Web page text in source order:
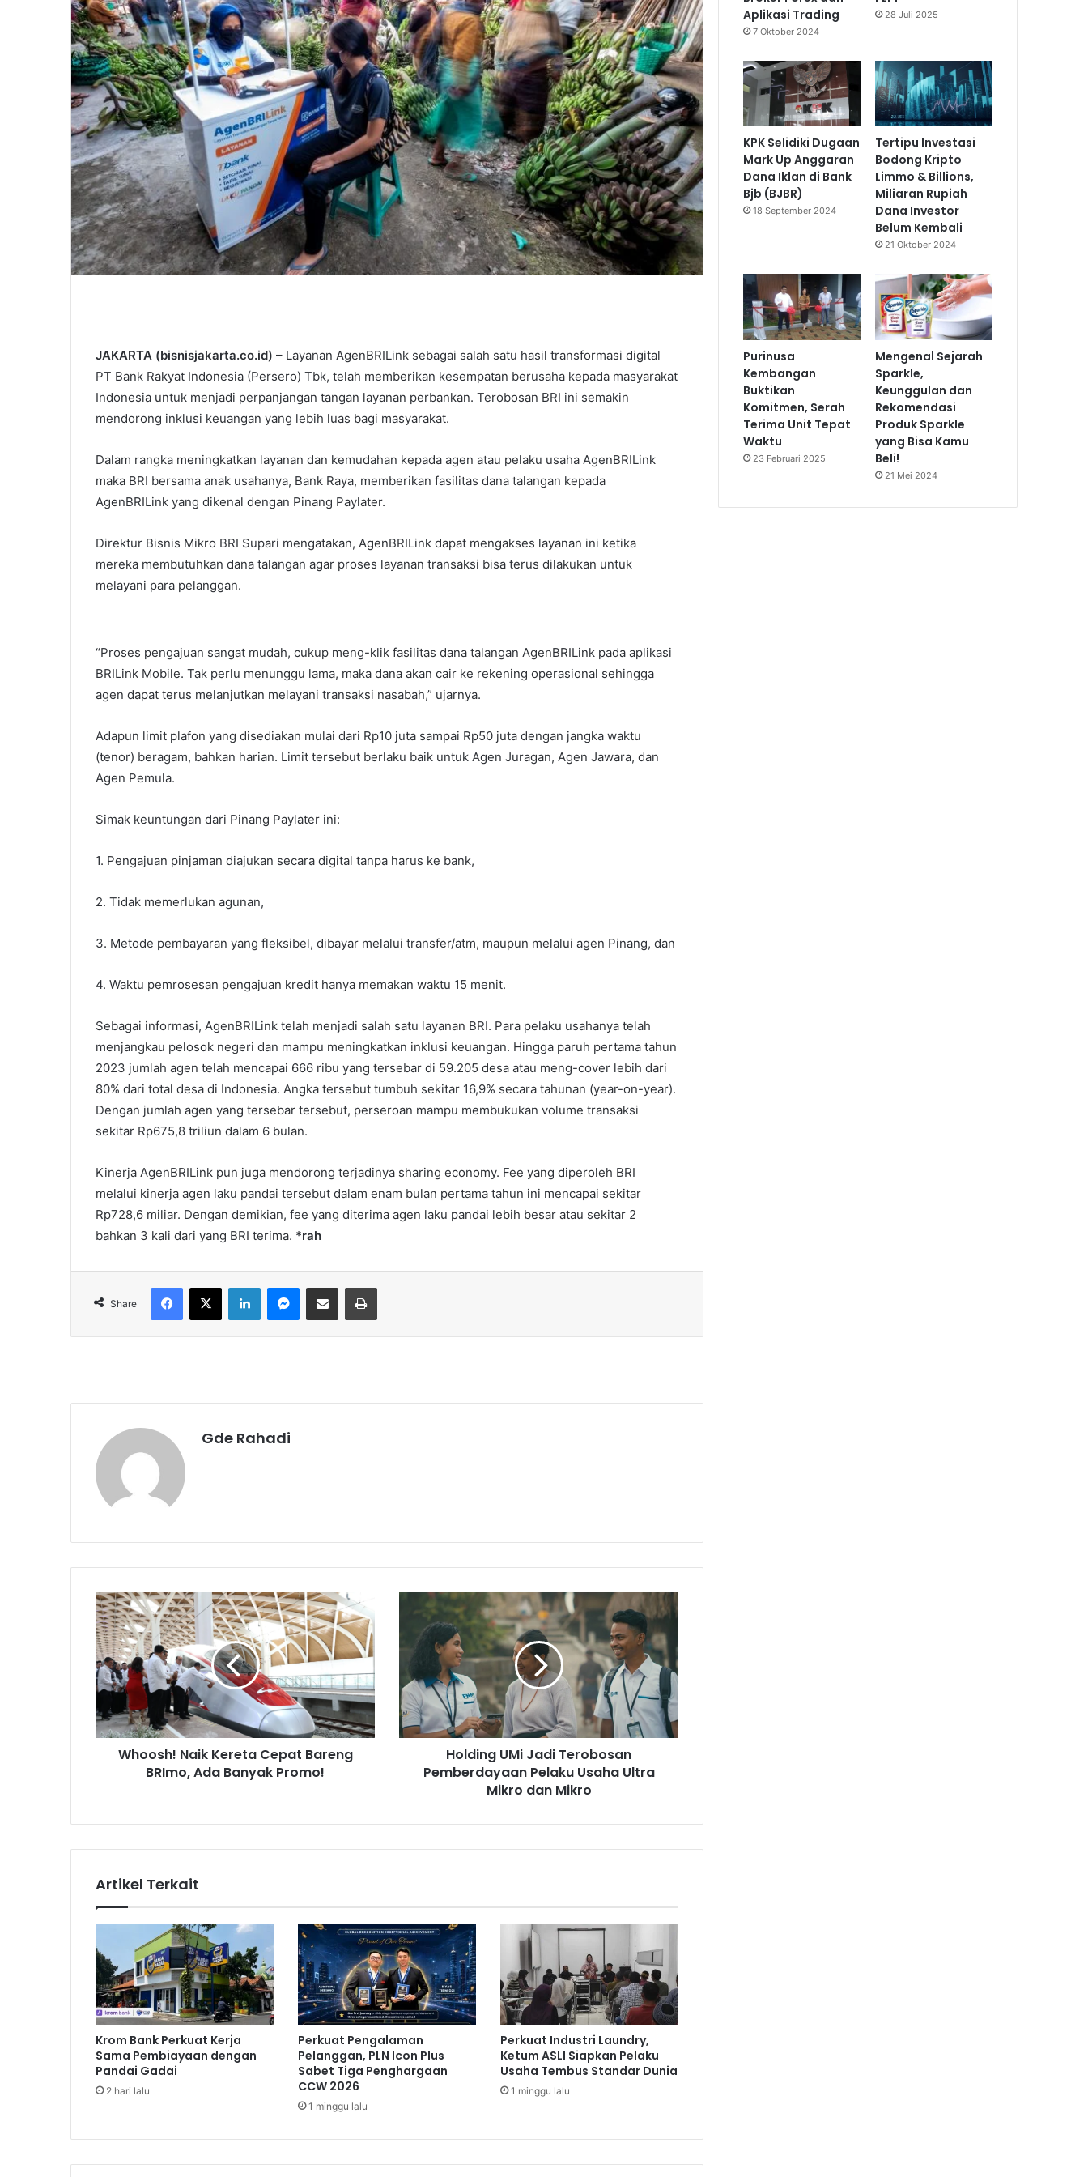
JAKARTA (bisnisjakarta.co.id) – Layanan AgenBRILink sebagai salah satu hasil transformasi digital
PT Bank Rakyat Indonesia (Persero) Tbk, telah memberikan kesempatan berusaha kepada masyarakat
Indonesia untuk menjadi perpanjangan tangan layanan perbankan. Terobosan BRI ini semakin
mendorong inklusi keuangan yang lebih luas bagi masyarakat.
Dalam rangka meningkatkan layanan dan kemudahan kepada agen atau pelaku usaha AgenBRILink
maka BRI bersama anak usahanya, Bank Raya, memberikan fasilitas dana talangan kepada
AgenBRILink yang dikenal dengan Pinang Paylater.
Direktur Bisnis Mikro BRI Supari mengatakan, AgenBRILink dapat mengakses layanan ini ketika
mereka membutuhkan dana talangan agar proses layanan transaksi bisa terus dilakukan untuk
melayani para pelanggan.
“Proses pengajuan sangat mudah, cukup meng-klik fasilitas dana talangan AgenBRILink pada aplikasi
BRILink Mobile. Tak perlu menunggu lama, maka dana akan cair ke rekening operasional sehingga
agen dapat terus melanjutkan melayani transaksi nasabah,” ujarnya.
Adapun limit plafon yang disediakan mulai dari Rp10 juta sampai Rp50 juta dengan jangka waktu
(tenor) beragam, bahkan harian. Limit tersebut berlaku baik untuk Agen Juragan, Agen Jawara, dan
Agen Pemula.
Simak keuntungan dari Pinang Paylater ini:
1. Pengajuan pinjaman diajukan secara digital tanpa harus ke bank,
2. Tidak memerlukan agunan,
3. Metode pembayaran yang fleksibel, dibayar melalui transfer/atm, maupun melalui agen Pinang, dan
4. Waktu pemrosesan pengajuan kredit hanya memakan waktu 15 menit.
Sebagai informasi, AgenBRILink telah menjadi salah satu layanan BRI. Para pelaku usahanya telah
menjangkau pelosok negeri dan mampu meningkatkan inklusi keuangan. Hingga paruh pertama tahun
2023 jumlah agen telah mencapai 666 ribu yang tersebar di 59.205 desa atau meng-cover lebih dari
80% dari total desa di Indonesia. Angka tersebut tumbuh sekitar 16,9% secara tahunan (year-on-year).
Dengan jumlah agen yang tersebar tersebut, perseroan mampu membukukan volume transaksi
sekitar Rp675,8 triliun dalam 6 bulan.
Kinerja AgenBRILink pun juga mendorong terjadinya sharing economy. Fee yang diperoleh BRI
melalui kinerja agen laku pandai tersebut dalam enam bulan pertama tahun ini mencapai sekitar
Rp728,6 miliar. Dengan demikian, fee yang diterima agen laku pandai lebih besar atau sekitar 2
bahkan 3 kali dari yang BRI terima. *rah
Share
Gde Rahadi
W
h
o
o
s
h
N
a
r
C
e
p
t
B
a
r
e
n
g
B
R
,
Whoosh! Naik Kereta Cepat Bareng
BRImo, Ada Banyak Promo!
d
n
g
U
M
i
b
o
s
a
n
P
e
m
b
e
r
a
Holding UMi Jadi Terobosan
Pemberdayaan Pelaku Usaha Ultra
Mikro dan Mikro
Artikel Terkait
Krom Bank Perkuat Kerja
Sama Pembiayaan dengan
Pandai Gadai
2 hari lalu
Perkuat Pengalaman
Pelanggan, PLN Icon Plus
Sabet Tiga Penghargaan
CCW 2026
1 minggu lalu
Perkuat Industri Laundry,
Ketum ASLI Siapkan Pelaku
Usaha Tembus Standar Dunia
1 minggu lalu
Aplikasi Trading
7 Oktober 2024
28 Juli 2025
KPK Selidiki Dugaan
Mark Up Anggaran
Dana Iklan di Bank
Bjb (BJBR)
18 September 2024
Tertipu Investasi
Bodong Kripto
Limmo & Billions,
Miliaran Rupiah
Dana Investor
Belum Kembali
21 Oktober 2024
Purinusa
Kembangan
Buktikan
Komitmen, Serah
Terima Unit Tepat
Waktu
23 Februari 2025
Mengenal Sejarah
Sparkle,
Keunggulan dan
Rekomendasi
Produk Sparkle
yang Bisa Kamu
Beli!
21 Mei 2024